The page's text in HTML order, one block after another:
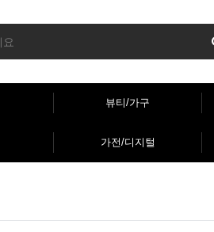
뷰티/가구
가전/디지털